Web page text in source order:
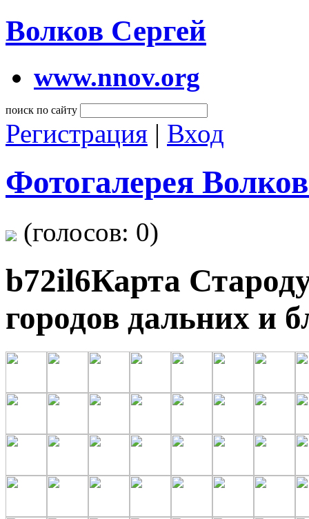
Волков Сергей
www.nnov.org
поиск по сайту
Регистрация | Вход
Фотогалерея
(голосов: 0)
b72il6Карта
городов дальних и